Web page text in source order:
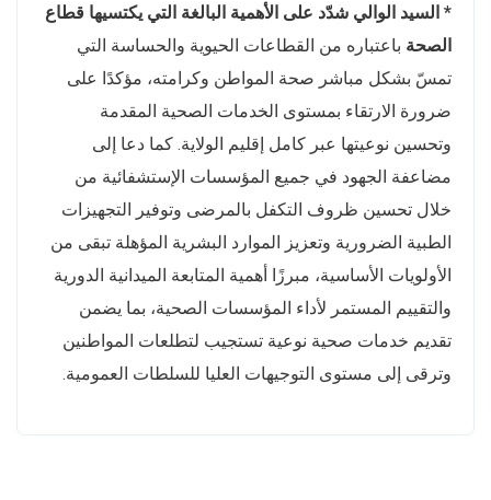
* السيد الوالي شدّد على الأهمية البالغة التي يكتسيها قطاع
الصحة باعتباره من القطاعات الحيوية والحساسة التي
تمسّ بشكل مباشر صحة المواطن وكرامته، مؤكدًا على
ضرورة الارتقاء بمستوى الخدمات الصحية المقدمة
وتحسين نوعيتها عبر كامل إقليم الولاية. كما دعا إلى
مضاعفة الجهود في جميع المؤسسات الإستشفائية من
خلال تحسين ظروف التكفل بالمرضى وتوفير التجهيزات
الطبية الضرورية وتعزيز الموارد البشرية المؤهلة تبقى من
الأولويات الأساسية، مبرزًا أهمية المتابعة الميدانية الدورية
والتقييم المستمر لأداء المؤسسات الصحية، بما يضمن
تقديم خدمات صحية نوعية تستجيب لتطلعات المواطنين
وترقى إلى مستوى التوجيهات العليا للسلطات العمومية.